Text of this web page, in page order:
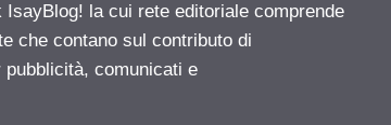
IsayBlog! la cui rete editoriale comprende
che contano sul contributo di
comunicati e